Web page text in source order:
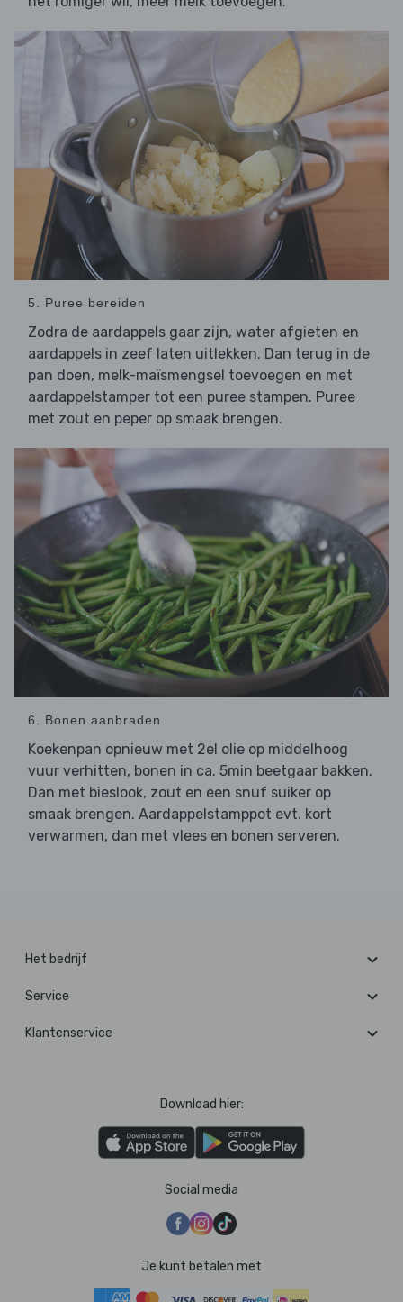
5. Puree bereiden
Zodra de aardappels gaar zijn, water afgieten en
aardappels in zeef laten uitlekken. Dan terug in de
pan doen, melk-maïsmengsel toevoegen en met
aardappelstamper tot een puree stampen. Puree
met zout en peper op smaak brengen.
6. Bonen aanbraden
Koekenpan opnieuw met 2el olie op middelhoog
vuur verhitten, bonen in ca. 5min beetgaar bakken.
Dan met bieslook, zout en een snuf suiker op
smaak brengen. Aardappelstamppot evt. kort
verwarmen, dan met vlees en bonen serveren.
Het bedrijf
Service
Klantenservice
Download hier:
Social media
Je kunt betalen met